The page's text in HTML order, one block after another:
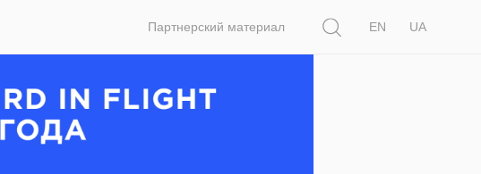
Партнерский материал
EN
UA